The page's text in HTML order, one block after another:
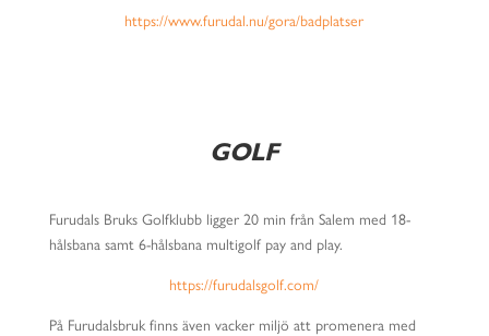
https://www.furudal.nu/gora/badplatser
GOLF
Furudals Bruks Golfklubb ligger 20 min från Salem med 18-
hålsbana samt 6-hålsbana multigolf pay and play.
https://furudalsgolf.com/
På Furudalsbruk finns även vacker miljö att promenera med